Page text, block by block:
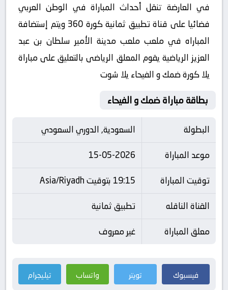
في العارضة تنقل أحداث المباراة في الوطن العربي
فضائيا على قناة تطبيق ثمانية كورة 360 ويتم إستضافة
المباراه في ملعب ملعب مدينة الأمير سلطان بن عبد
العزيز الرياضية يقوم المعلق الرياضى بالتعليق على مباراة
يلا كورة ضمك و الفيحاء يلا شوت
بطاقة مباراة ضمك و الفيحاء
البطولة
السعودية, الدوري السعودي
موعد المباراة
15-05-2026
توقيت المباراة
19:15 بتوقيت Asia/Riyadh
القناة الناقله
تطبيق ثمانية
معلق المباراة
غير معروف
فيسبوك تويتر واتساب تيليجرام